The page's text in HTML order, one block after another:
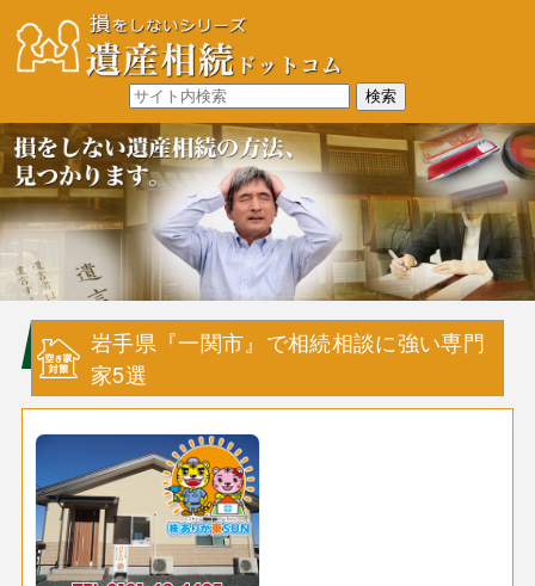
岩手県『一関市』で相続相談に強い専門
家5選